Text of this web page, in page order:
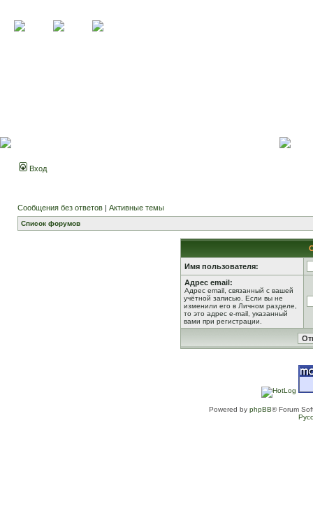
Вход
Сообщения без ответов | Активные темы
Список форумов
Имя пользователя:
Адрес email:
Адрес email, связанный с вашей
учётной записью. Если вы не
изменили его в Личном разделе,
то это адрес e-mail, указанный
вами при регистрации.
Powered by phpBB® Forum